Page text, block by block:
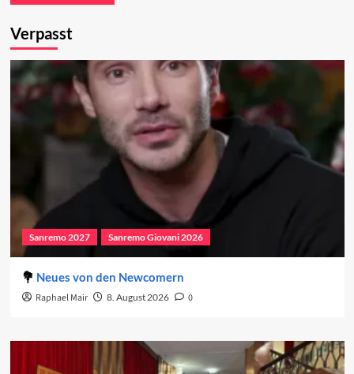
Verpasst
Sanremo 2027 Sanremo Giovani 2026
Neues von den Newcomern
Raphael Mair 8. August 2026 0